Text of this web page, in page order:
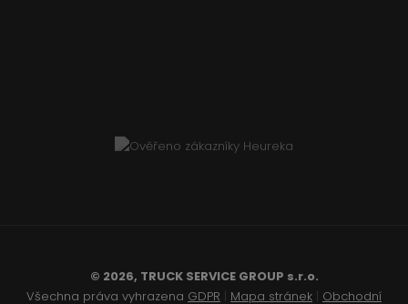
© 2026, TRUCK SERVICE GROUP s.r.o.
Všechna práva vyhrazena GDPR Mapa stránek Obchodní